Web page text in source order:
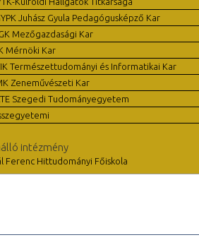
Juhász Gyula Pedagógusképző Kar
Mezőgazdasági Kar
Mérnöki Kar
Természettudományi és Informatikai Kar
Zeneművészeti Kar
Szegedi Tudományegyetem
intézmény
Ferenc Hittudományi Főiskola